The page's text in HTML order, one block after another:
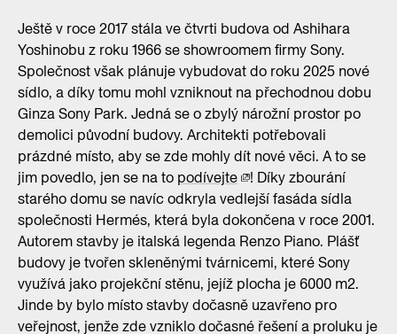
Ještě v roce 2017 stála ve čtvrti budova od Ashihara
Yoshinobu z roku 1966 se showroomem firmy Sony.
Společnost však plánuje vybudovat do roku 2025 nové
sídlo, a díky tomu mohl vzniknout na přechodnou dobu
Ginza Sony Park. Jedná se o zbylý nárožní prostor po
demolici původní budovy. Architekti potřebovali
prázdné místo, aby se zde mohly dít nové věci. A to se
jim povedlo, jen se na to podívejte
! Díky zbourání
starého domu se navíc odkryla vedlejší fasáda sídla
společnosti Hermés, která byla dokončena v roce 2001.
Autorem stavby je italská legenda Renzo Piano. Plášť
budovy je tvořen skleněnými tvárnicemi, které Sony
využívá jako projekční stěnu, jejíž plocha je 6000 m2.
Jinde by bylo místo stavby dočasně uzavřeno pro
veřejnost, jenže zde vzniklo dočasné řešení a proluku je